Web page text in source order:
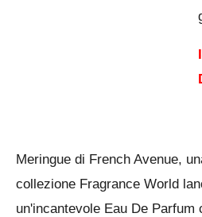
Meringue di French Avenue,
collezione Fragrance World
un'incantevole Eau De Parfum